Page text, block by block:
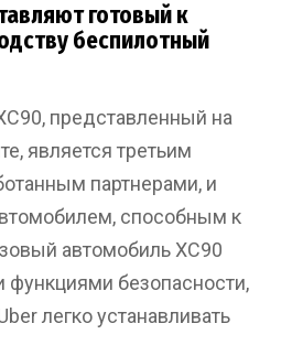
готовый к
беспилотный
представленный на
является третьим
партнерами, и
способным к
автомобиль XC90
безопасности,
легко устанавливать